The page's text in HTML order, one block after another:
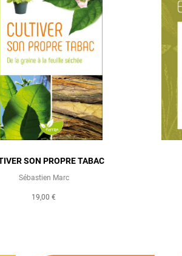
SON PROPRE TABAC
Sébastien Marc
19,00 €